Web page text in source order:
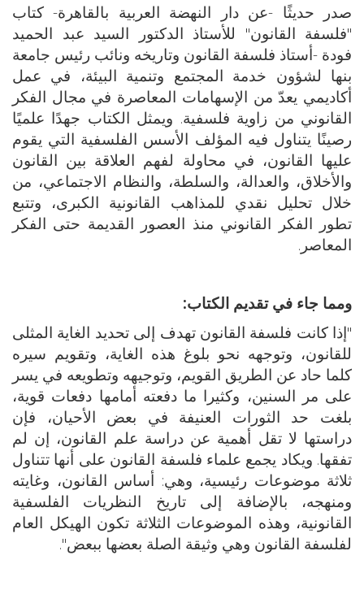
صدر حديثًا -عن دار النهضة العربية بالقاهرة- كتاب
"فلسفة القانون" للأستاذ الدكتور السيد عبد الحميد
فودة -أستاذ فلسفة القانون وتاريخه ونائب رئيس جامعة
بنها لشؤون خدمة المجتمع وتنمية البيئة، في عمل
أكاديمي يعدّ من الإسهامات المعاصرة في مجال الفكر
القانوني من زاوية فلسفية. ويمثل الكتاب جهدًا علميًا
رصينًا يتناول فيه المؤلف الأسس الفلسفية التي يقوم
عليها القانون، في محاولة لفهم العلاقة بين القانون
والأخلاق، والعدالة، والسلطة، والنظام الاجتماعي، من
خلال تحليل نقدي للمذاهب القانونية الكبرى، وتتبع
تطور الفكر القانوني منذ العصور القديمة حتى الفكر
المعاصر.
ومما جاء في تقديم الكتاب:
"إذا كانت فلسفة القانون تهدف إلى تحديد الغاية المثلى
للقانون، وتوجهه نحو بلوغ هذه الغاية، وتقويم سيره
كلما حاد عن الطريق القويم، وتوجيهه وتطويعه في يسر
على مر السنين، وكثيرا ما دفعته أمامها دفعات قوية،
بلغت حد الثورات العنيفة في بعض الأحيان، فإن
دراستها لا تقل أهمية عن دراسة علم القانون، إن لم
تفقها. ويكاد يجمع علماء فلسفة القانون على أنها تتناول
ثلاثة موضوعات رئيسية، وهي: أساس القانون، وغايته
ومنهجه، بالإضافة إلى تاريخ النظريات الفلسفية
القانونية، وهذه الموضوعات الثلاثة تكون الهيكل العام
لفلسفة القانون وهي وثيقة الصلة بعضها ببعض".